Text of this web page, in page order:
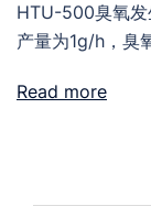
HTU-500臭氧发
产量为1g/h，臭
Read more